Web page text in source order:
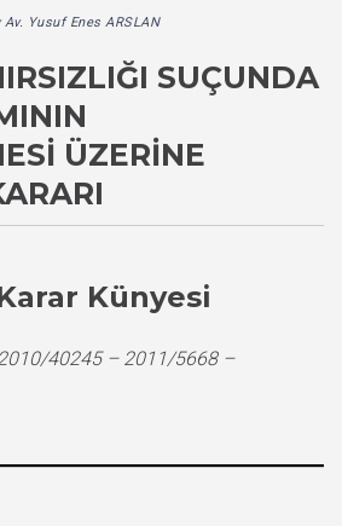
Av. Yusuf Enes ARSLAN
SUÇUNDA
ÜZERINE
Künyesi
40245 – 2011/5668 –